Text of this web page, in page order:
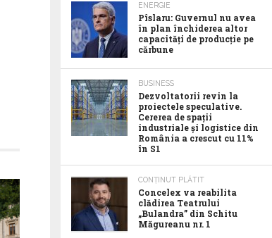
ENERGIE
Pîslaru: Guvernul nu avea
în plan închiderea altor
capacități de producție pe
cărbune
BUSINESS
Dezvoltatorii revin la
proiectele speculative.
Cererea de spații
industriale și logistice din
România a crescut cu 11%
în S1
CONȚINUT PLĂTIT
Concelex va reabilita
clădirea Teatrului
„Bulandra” din Schitu
Măgureanu nr. 1